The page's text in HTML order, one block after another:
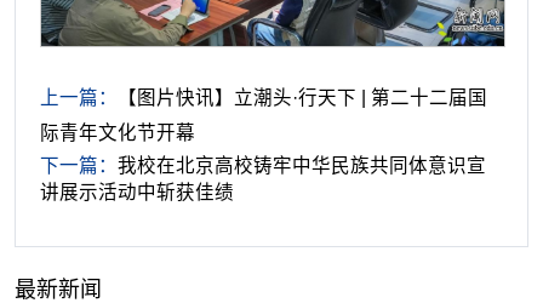
上一篇：
【图片快讯】立潮头·行天下 | 第二十二届国
际青年文化节开幕
下一篇： 我校在北京高校铸牢中华民族共同体意识宣
讲展示活动中斩获佳绩
最新新闻